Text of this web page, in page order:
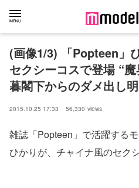
(画像1/3) 「Popteen」
セクシーコスで登場 “
暮閣下からのダメ出し
2015.10.25 17:33 56,330 views
雑誌「Popteen」で活躍する
ひかりが、チャイナ風のセク